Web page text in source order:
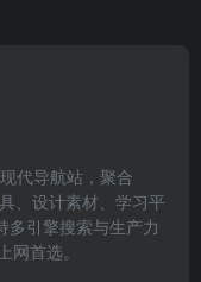
代导航站，聚合
、设计素材、学习平
多引擎搜索与生产力
网首选。